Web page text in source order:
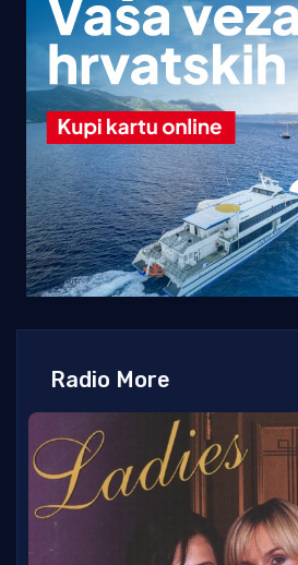
Radio More